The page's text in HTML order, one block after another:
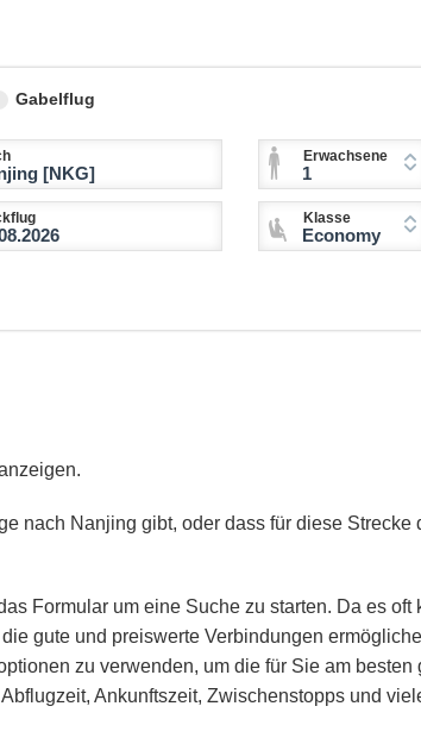
Gabelflug
Erwachsene
1
Klasse
Economy
nach Nanjing gibt, oder dass für diese Strecke
Formular um eine Suche zu starten. Da es oft
gute und preiswerte Verbindungen
zu verwenden, um die für Sie am besten
Ankunftszeit, Zwischenstopps und